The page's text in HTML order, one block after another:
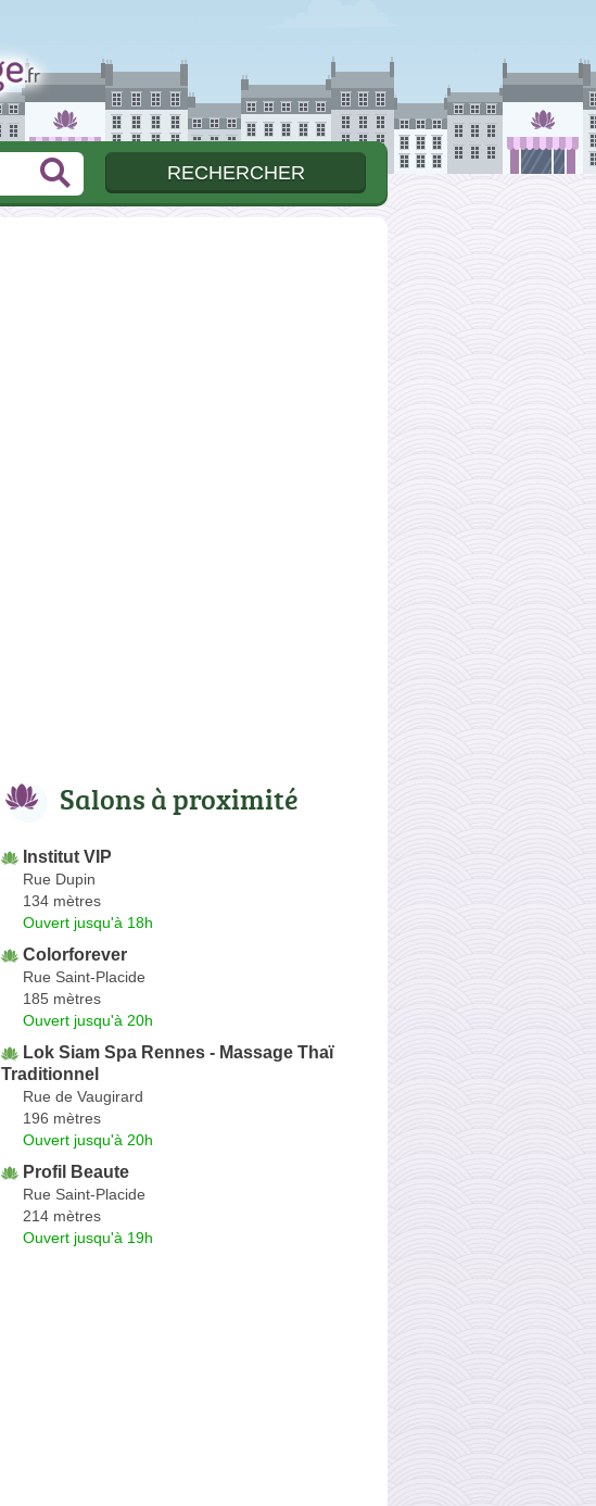
Salons à proximité
Institut VIP
Rue Dupin
134 mètres
Ouvert jusqu'à 18h
Colorforever
Rue Saint-Placide
185 mètres
Ouvert jusqu'à 20h
Lok Siam Spa Rennes - Massage Thaï
Traditionnel
Rue de Vaugirard
196 mètres
Ouvert jusqu'à 20h
Profil Beaute
Rue Saint-Placide
214 mètres
Ouvert jusqu'à 19h